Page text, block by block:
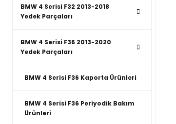
BMW 4 Serisi F32 2013-2018
Yedek Parçaları
BMW 4 Serisi F36 2013-2020
Yedek Parçaları
BMW 4 Serisi F36 Kaporta Ürünleri
BMW 4 Serisi F36 Periyodik Bakım
Ürünleri